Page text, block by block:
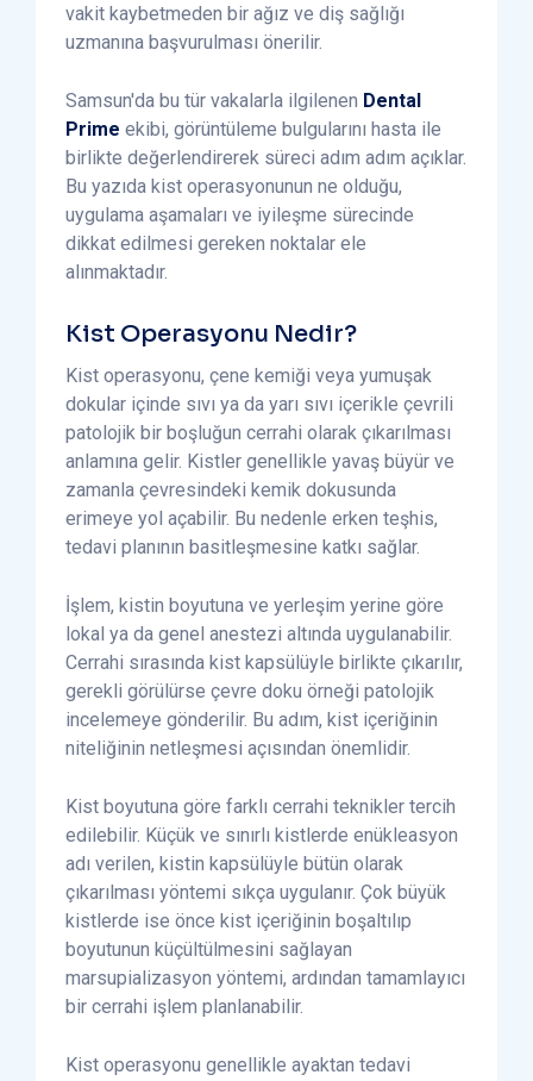
vakit kaybetmeden bir ağız ve diş sağlığı
uzmanına başvurulması önerilir.
Samsun'da bu tür vakalarla ilgilenen Dental
Prime ekibi, görüntüleme bulgularını hasta ile
birlikte değerlendirerek süreci adım adım açıklar.
Bu yazıda kist operasyonunun ne olduğu,
uygulama aşamaları ve iyileşme sürecinde
dikkat edilmesi gereken noktalar ele
alınmaktadır.
Kist Operasyonu Nedir?
Kist operasyonu, çene kemiği veya yumuşak
dokular içinde sıvı ya da yarı sıvı içerikle çevrili
patolojik bir boşluğun cerrahi olarak çıkarılması
anlamına gelir. Kistler genellikle yavaş büyür ve
zamanla çevresindeki kemik dokusunda
erimeye yol açabilir. Bu nedenle erken teşhis,
tedavi planının basitleşmesine katkı sağlar.
İşlem, kistin boyutuna ve yerleşim yerine göre
lokal ya da genel anestezi altında uygulanabilir.
Cerrahi sırasında kist kapsülüyle birlikte çıkarılır,
gerekli görülürse çevre doku örneği patolojik
incelemeye gönderilir. Bu adım, kist içeriğinin
niteliğinin netleşmesi açısından önemlidir.
Kist boyutuna göre farklı cerrahi teknikler tercih
edilebilir. Küçük ve sınırlı kistlerde enükleasyon
adı verilen, kistin kapsülüyle bütün olarak
çıkarılması yöntemi sıkça uygulanır. Çok büyük
kistlerde ise önce kist içeriğinin boşaltılıp
boyutunun küçültülmesini sağlayan
marsupializasyon yöntemi, ardından tamamlayıcı
bir cerrahi işlem planlanabilir.
Kist operasyonu genellikle ayaktan tedavi